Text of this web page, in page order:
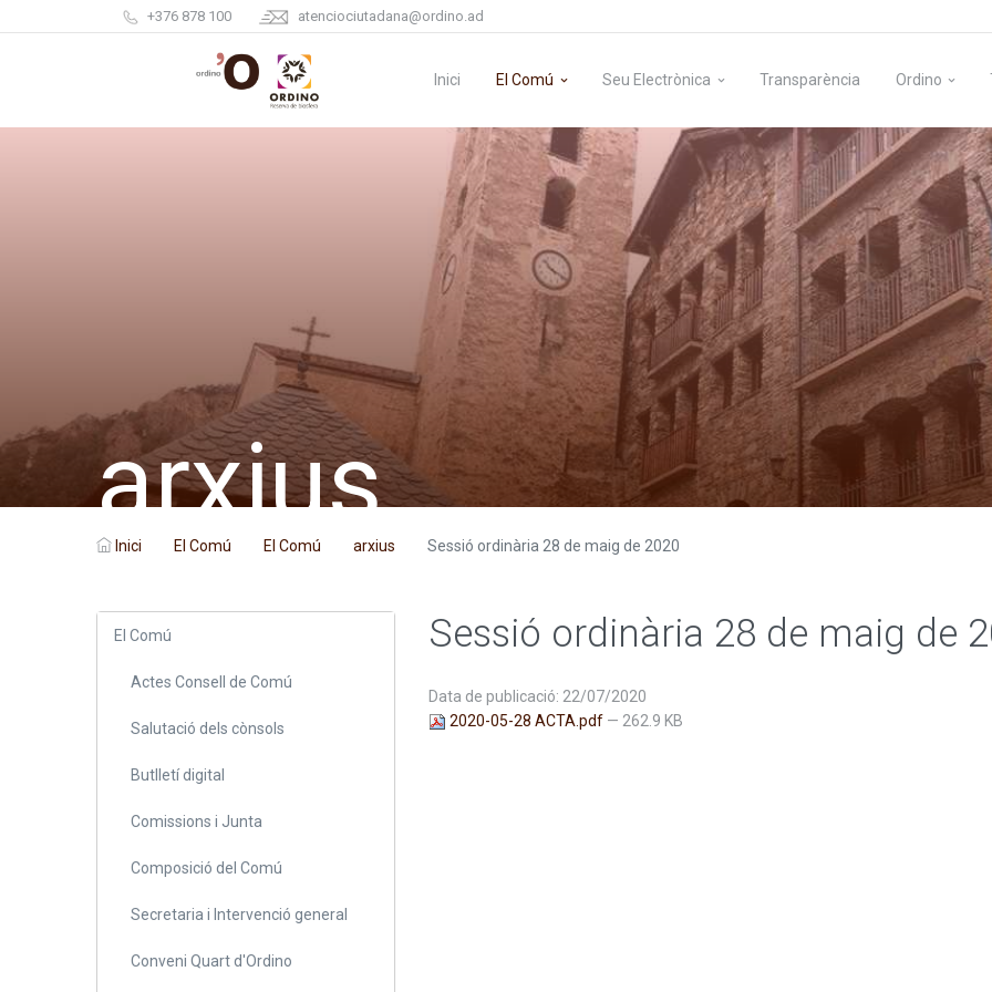
+376 878 100 atenciociutadana@ordino.ad
Inici El Comú Seu Electrònica Transparència Ordino
arxius
Inici El Comú El Comú arxius Sessió ordinària 28 de maig de 2020
El Comú
Actes Consell de Comú
Salutació dels cònsols
Butlletí digital
Comissions i Junta
Composició del Comú
Secretaria i Intervenció general
Conveni Quart d'Ordino
Sessió ordinària 28 de maig de
Data de publicació: 22/07/2020
2020-05-28 ACTA.pdf — 262.9 KB